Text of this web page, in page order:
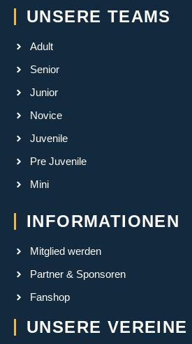
UNSERE TEAMS
Adult
Senior
Junior
Novice
Juvenile
Pre Juvenile
Mini
INFORMATIONEN
Mitglied werden
Partner & Sponsoren
Fanshop
UNSERE VEREINE